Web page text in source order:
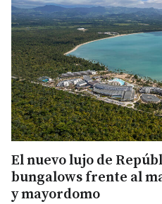
El nuevo lujo de
bungalows frente al
y mayordomo